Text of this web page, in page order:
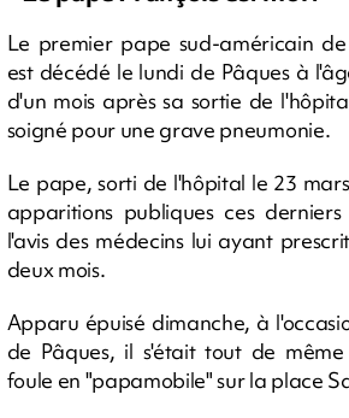
Le premier pape sud-américain
est décédé le lundi de Pâques à
d'un mois après sa sortie de
soigné pour une grave pneumonie.
Le pape, sorti de l'hôpital le 23
apparitions publiques ces
l'avis des médecins lui ayant
deux mois.
Apparu épuisé dimanche, à
de Pâques, il s'était tout de
foule en "papamobile" sur la place